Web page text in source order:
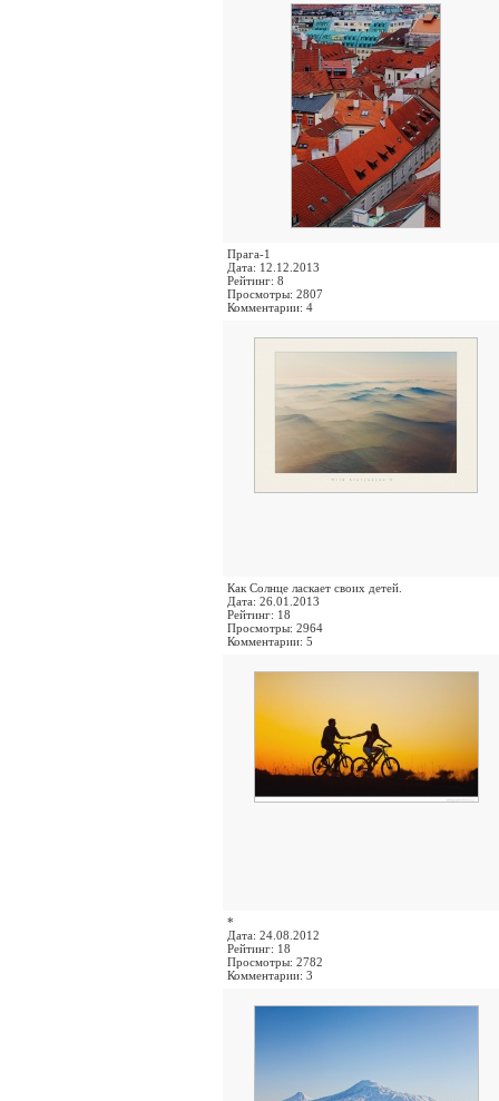
Прага-1
Дата: 12.12.2013
Рейтинг: 8
Просмотры: 2807
Комментарии: 4
Как Солнце ласкает своих детей.
Дата: 26.01.2013
Рейтинг: 18
Просмотры: 2964
Комментарии: 5
*
Дата: 24.08.2012
Рейтинг: 18
Просмотры: 2782
Комментарии: 3